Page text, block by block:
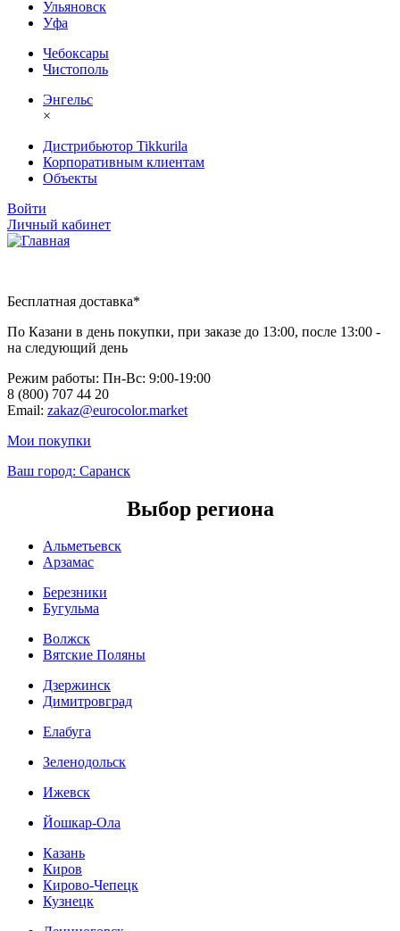
Ульяновск
Уфа
Чебоксары
Чистополь
Энгельс
×
Дистрибьютор Tikkurila
Корпоративным клиентам
Объекты
Войти
Личный кабинет
Бесплатная доставка*
По Казани в день покупки, при заказе до 13:00, после 13:00 -
на следующий день
Режим работы: Пн-Вc: 9:00-19:00
8 (800) 707 44 20
Email: zakaz@eurocolor.market
Мои покупки
Ваш город: Саранск
Выбор региона
Альметьевск
Арзамас
Березники
Бугульма
Волжск
Вятские Поляны
Дзержинск
Димитровград
Елабуга
Зеленодольск
Ижевск
Йошкар-Ола
Казань
Киров
Кирово-Чепецк
Кузнецк